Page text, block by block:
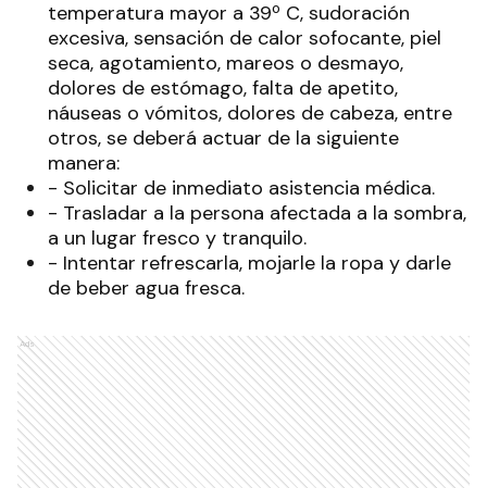
temperatura mayor a 39º C, sudoración
excesiva, sensación de calor sofocante, piel
seca, agotamiento, mareos o desmayo,
dolores de estómago, falta de apetito,
náuseas o vómitos, dolores de cabeza, entre
otros, se deberá actuar de la siguiente
manera:
- Solicitar de inmediato asistencia médica.
- Trasladar a la persona afectada a la sombra,
a un lugar fresco y tranquilo.
- Intentar refrescarla, mojarle la ropa y darle
de beber agua fresca.
Ads